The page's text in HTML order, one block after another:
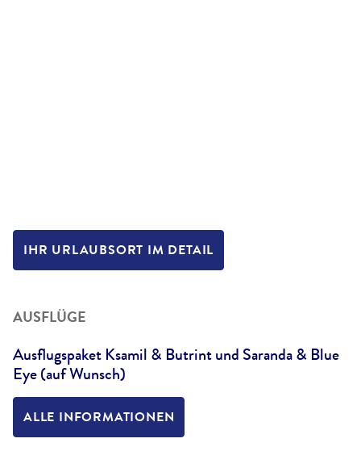
IHR URLAUBSORT IM DETAIL
AUSFLÜGE
Ausflugspaket Ksamil & Butrint und Saranda & Blue
Eye (auf Wunsch)
ALLE INFORMATIONEN